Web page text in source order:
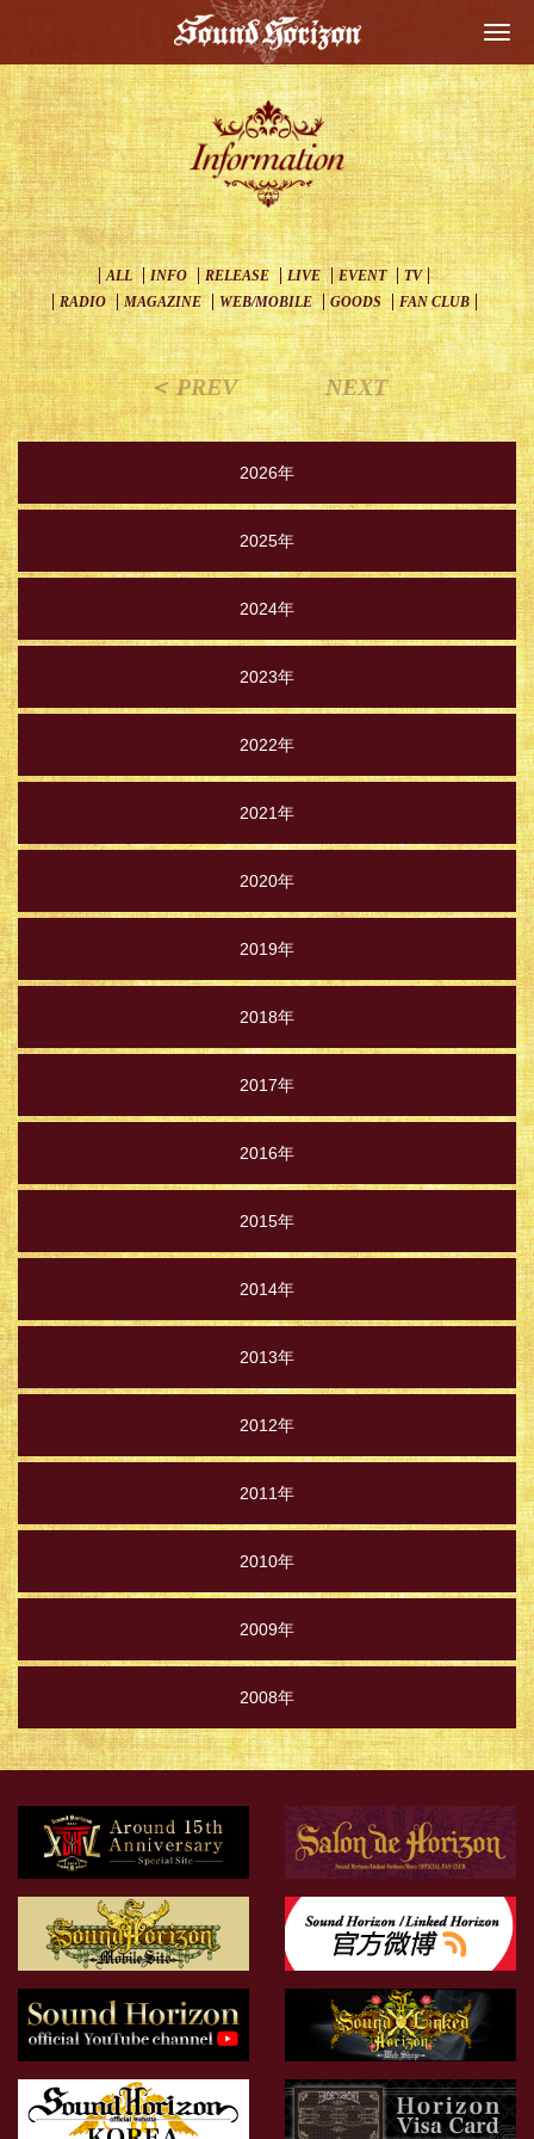
ALL INFO RELEASE LIVE EVENT
TV
RADIO
MAGAZINE WEB/MOBILE GOODS FAN CLUB
＜ PREV NEXT
2026年
2025年
2024年
2023年
2022年
2021年
2020年
2019年
2018年
2017年
2016年
2015年
2014年
2013年
2012年
2011年
2010年
2009年
2008年